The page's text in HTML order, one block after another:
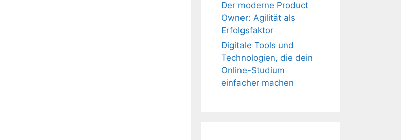
Der moderne Product
Owner: Agilität als
Erfolgsfaktor
Digitale Tools und
Technologien, die dein
Online-Studium
einfacher machen